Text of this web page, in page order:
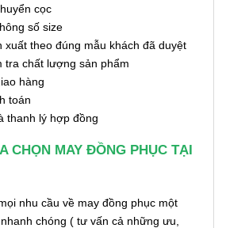
cọc
số size
xuất theo đúng mẫu khách đã duyệt
tra chất lượng sản phẩm
hàng
toán
thanh lý hợp đồng
CHỌN MAY ĐỒNG PHỤC TẠI
nhu cầu về may đồng phục một
chóng ( tư vấn cả những ưu,